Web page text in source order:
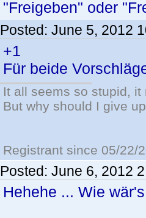
"Freigeben" oder
Posted: June 5, 2012
+1
Für beide
It all seems so stupid,
But why should I give
Registrant since 05/22/
Posted: June 6, 2012
Hehehe ... Wie